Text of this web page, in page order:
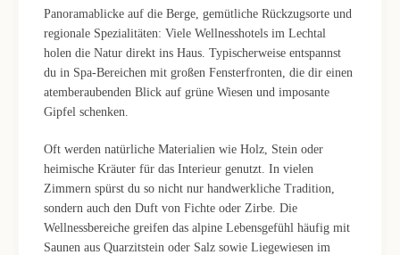
Panoramablicke auf die Berge, gemütliche Rückzugsorte und
regionale Spezialitäten: Viele Wellnesshotels im Lechtal
holen die Natur direkt ins Haus. Typischerweise entspannst
du in Spa-Bereichen mit großen Fensterfronten, die dir einen
atemberaubenden Blick auf grüne Wiesen und imposante
Gipfel schenken.
Oft werden natürliche Materialien wie Holz, Stein oder
heimische Kräuter für das Interieur genutzt. In vielen
Zimmern spürst du so nicht nur handwerkliche Tradition,
sondern auch den Duft von Fichte oder Zirbe. Die
Wellnessbereiche greifen das alpine Lebensgefühl häufig mit
Saunen aus Quarzitstein oder Salz sowie Liegewiesen im